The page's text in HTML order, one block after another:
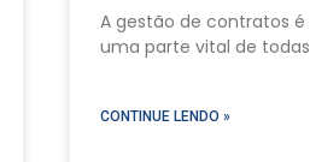
A gestão de contratos é
uma parte vital de todas
CONTINUE LENDO »